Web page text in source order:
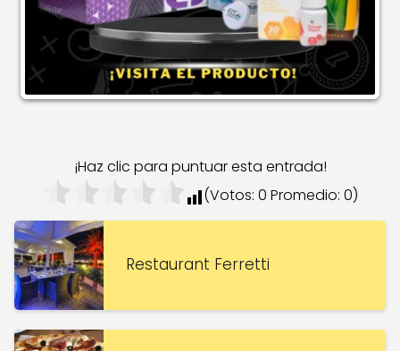
¡Haz clic para puntuar esta entrada!
(Votos: 0 Promedio: 0)
Restaurant Ferretti